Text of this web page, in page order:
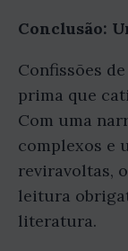
Conclusão:
Confissões
prima que
Com uma
complexos e
reviravoltas,
leitura
literatura.